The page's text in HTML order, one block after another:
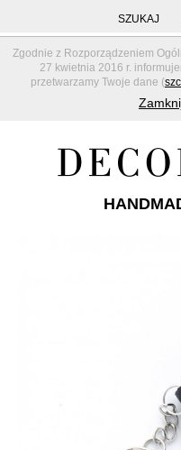
Zgodnie z Rozporządzeniem
27 kwietnia 2016 r.
przetwarzamy Twoje dane (
SZUKAJ